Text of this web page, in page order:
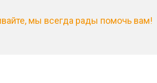
мы всегда рады помочь вам!